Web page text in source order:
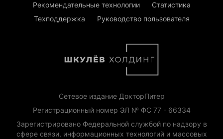
Рекомендательные технологии
Статистика
Техподдержка
Руководство пользователя
Сетевое издание ДокторПитер
Регистрационный номер ЭЛ № ФС 77 - 66334
Зарегистрировано Федеральной службой по надзору в
сфере связи, информационных технологий и массовых